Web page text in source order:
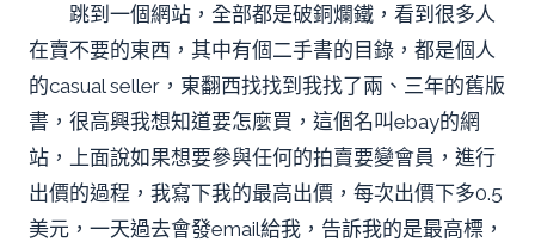
跳到一個網站，全部都是破銅爛鐵，看到很多人
在賣不要的東西，其中有個二手書的目錄，都是個人
的casual seller，東翻西找找到我找了兩、三年的舊版
書，很高興我想知道要怎麼買，這個名叫ebay的網
站，上面說如果想要參與任何的拍賣要變會員，進行
出價的過程，我寫下我的最高出價，每次出價下多0.5
美元，一天過去會發email給我，告訴我的是最高標，